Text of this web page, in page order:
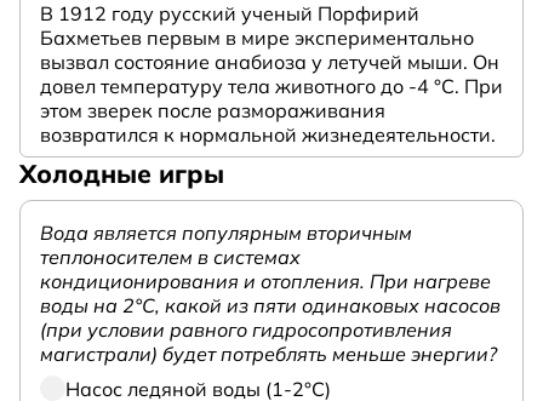
В 1912 году русский ученый Порфирий
Бахметьев первым в мире экспериментально
вызвал состояние анабиоза у летучей мыши. Он
довел температуру тела животного до -4 °C. При
этом зверек после размораживания
возвратился к нормальной жизнедеятельности.
Холодные игры
Вода является популярным вторичным
теплоносителем в системах
кондиционирования и отопления. При нагреве
воды на 2°С, какой из пяти одинаковых насосов
(при условии равного гидросопротивления
магистрали) будет потреблять меньше энергии?
Насос ледяной воды (1-2°С)